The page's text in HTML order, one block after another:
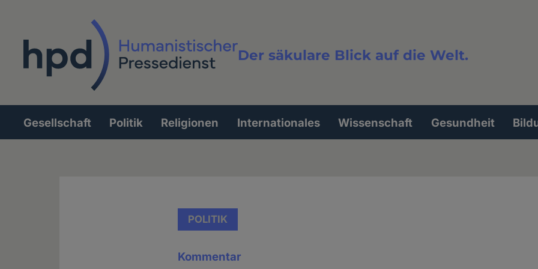
Der säkulare Blick auf die Welt.
Volltextsuche
Hauptnavigation
Gesellschaft Politik Religionen Internationales Wissenschaft Gesundheit
POLITIK
Kommentar